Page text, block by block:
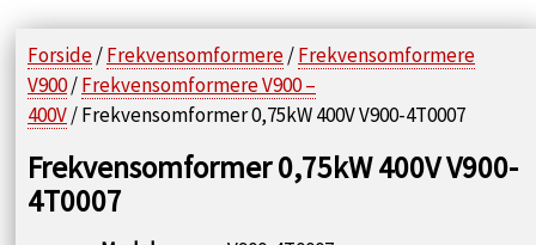
Forside/Frekvensomformere/Frekvensomformere
V900/Frekvensomformere V900 –
400V/ Frekvensomformer 0,75kW 400V V900-4T0007
Frekvensomformer 0,75kW 400V V900-
4T0007